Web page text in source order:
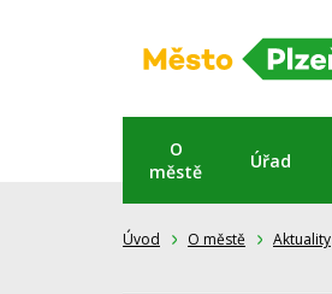
O
městě
Úřad
Úvod O městě Aktuality